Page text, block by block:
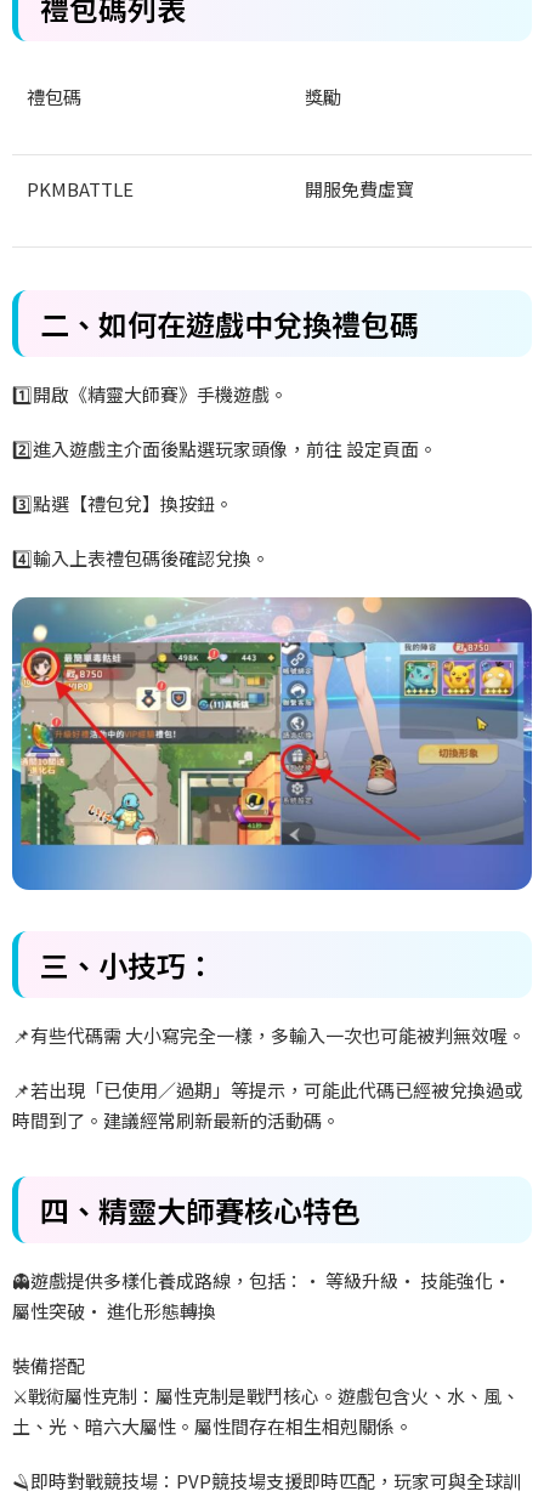
禮包碼 獎勵
PKMBATTLE 開服免費虛寶
二、如何在遊戲中兌換禮包碼
1️開啟《精靈大師賽》手機遊戲。
2️進入遊戲主介面後點選玩家頭像，前往 設定頁面。
3️點選【禮包兌】換按鈕。
4️輸入上表禮包碼後確認兌換。
三、 小技巧：
📌有些代碼需 大小寫完全一樣，多輸入一次也可能被判無效喔。
📌若出現「已使用／過期」等提示，可能此代碼已經被兌換過或
時間到了。建議經常刷新最新的活動碼。
四、精靈大師賽核心特色
👻遊戲提供多樣化養成路線，包括：• 等級升級• 技能強化•
屬性突破• 進化形態轉換
裝備搭配
⚔️戰術屬性克制：屬性克制是戰鬥核心。遊戲包含火、水、風、
土、光、暗六大屬性。屬性間存在相生相剋關係。
🪒即時對戰競技場：PVP競技場支援即時匹配，玩家可與全球訓